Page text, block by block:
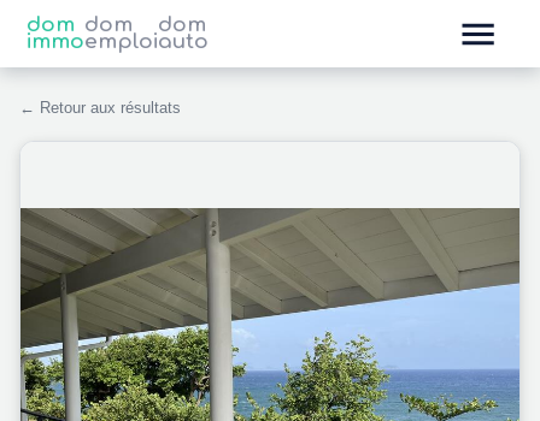
dom
immo
dom
emploi
dom
auto
← Retour aux résultats